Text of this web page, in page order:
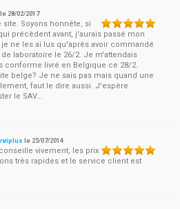
le 28/02/2017
Soyons honnête, si
précèdent avant, j'aurais passé mon
ne les ai lus qu'après avoir commandé
laboratoire le 26/2. Je m'attendais
conforme livré en Belgique ce 28/2.
belge? Je ne sais pas mais quand une
faut le dire aussi. J'espère
le SAV...
le 25/07/2014
vivement, les prix
très rapides et le service client est